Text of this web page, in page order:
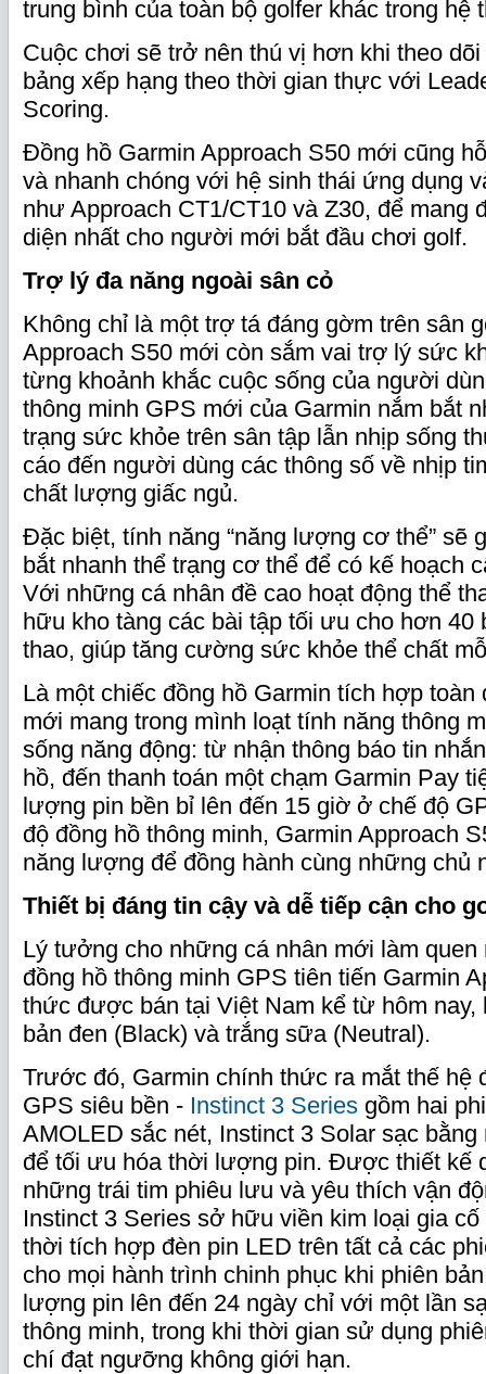
trung bình của toàn bộ golfer khác trong hệ
Cuộc chơi sẽ trở nên thú vị hơn khi theo
bảng xếp hạng theo thời gian thực với
Scoring.
Đồng hồ Garmin Approach S50 mới cũng
và nhanh chóng với hệ sinh thái ứng dụng
như Approach CT1/CT10 và Z30, để mang
diện nhất cho người mới bắt đầu chơi golf.
Trợ lý đa năng ngoài sân cỏ
Không chỉ là một trợ tá đáng gờm trên sân
Approach S50 mới còn sắm vai trợ lý sức
từng khoảnh khắc cuộc sống của người
thông minh GPS mới của Garmin nắm bắt
trạng sức khỏe trên sân tập lẫn nhịp sống
cáo đến người dùng các thông số về nhịp
chất lượng giấc ngủ.
Đặc biệt, tính năng “năng lượng cơ thể” sẽ
bắt nhanh thể trạng cơ thể để có kế hoạch
Với những cá nhân đề cao hoạt động thể
hữu kho tàng các bài tập tối ưu cho hơn 40
thao, giúp tăng cường sức khỏe thể chất
Là một chiếc đồng hồ Garmin tích hợp toàn
mới mang trong mình loạt tính năng thông
sống năng động: từ nhận thông báo tin
hồ, đến thanh toán một chạm Garmin Pay
lượng pin bền bỉ lên đến 15 giờ ở chế độ
độ đồng hồ thông minh, Garmin Approach
năng lượng để đồng hành cùng những chủ
Thiết bị đáng tin cậy và dễ tiếp cận cho
Lý tưởng cho những cá nhân mới làm quen
đồng hồ thông minh GPS tiên tiến Garmin
thức được bán tại Việt Nam kể từ hôm nay,
bản đen (Black) và trắng sữa (Neutral).
Trước đó, Garmin chính thức ra mắt thế hệ
GPS siêu bền - Instinct 3 Series gồm hai
AMOLED sắc nét, Instinct 3 Solar sạc
để tối ưu hóa thời lượng pin. Được thiết kế
những trái tim phiêu lưu và yêu thích vận
Instinct 3 Series sở hữu viền kim loại gia
thời tích hợp đèn pin LED trên tất cả các
cho mọi hành trình chinh phục khi phiên
lượng pin lên đến 24 ngày chỉ với một lần
thông minh, trong khi thời gian sử dụng
chí đạt ngưỡng không giới hạn.